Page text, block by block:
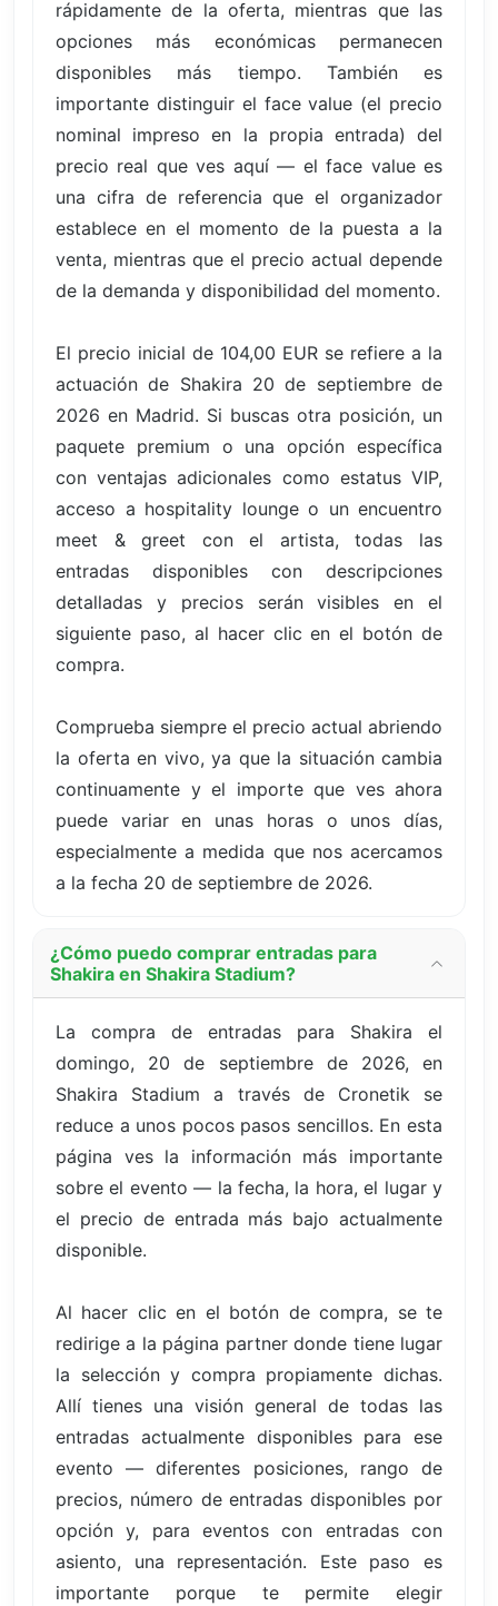
rápidamente de la oferta, mientras que las
opciones más económicas permanecen
disponibles más tiempo. También es
importante distinguir el face value (el precio
nominal impreso en la propia entrada) del
precio real que ves aquí — el face value es
una cifra de referencia que el organizador
establece en el momento de la puesta a la
venta, mientras que el precio actual depende
de la demanda y disponibilidad del momento.
El precio inicial de 104,00 EUR se refiere a la
actuación de Shakira 20 de septiembre de
2026 en Madrid. Si buscas otra posición, un
paquete premium o una opción específica
con ventajas adicionales como estatus VIP,
acceso a hospitality lounge o un encuentro
meet & greet con el artista, todas las
entradas disponibles con descripciones
detalladas y precios serán visibles en el
siguiente paso, al hacer clic en el botón de
compra.
Comprueba siempre el precio actual abriendo
la oferta en vivo, ya que la situación cambia
continuamente y el importe que ves ahora
puede variar en unas horas o unos días,
especialmente a medida que nos acercamos
a la fecha 20 de septiembre de 2026.
¿Cómo puedo comprar entradas para
Shakira en Shakira Stadium?
La compra de entradas para Shakira el
domingo, 20 de septiembre de 2026, en
Shakira Stadium a través de Cronetik se
reduce a unos pocos pasos sencillos. En esta
página ves la información más importante
sobre el evento — la fecha, la hora, el lugar y
el precio de entrada más bajo actualmente
disponible.
Al hacer clic en el botón de compra, se te
redirige a la página partner donde tiene lugar
la selección y compra propiamente dichas.
Allí tienes una visión general de todas las
entradas actualmente disponibles para ese
evento — diferentes posiciones, rango de
precios, número de entradas disponibles por
opción y, para eventos con entradas con
asiento, una representación. Este paso es
importante porque te permite elegir